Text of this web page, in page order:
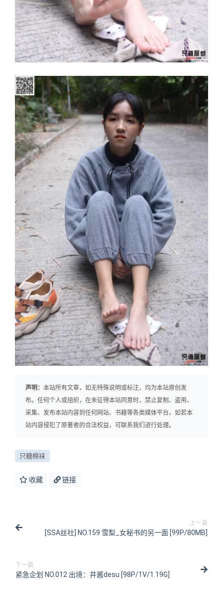
声明： 本站所有文章，如无特殊说明或标注，均为本站原创发
布。任何个人或组织，在未征得本站同意时，禁止复制、盗用、
采集、发布本站内容到任何网站、书籍等各类媒体平台。如若本
站内容侵犯了原著者的合法权益，可联系我们进行处理。
只糖棉袜
收藏 链接
上一篇
[SSA丝社] NO.159 雪梨_女秘书的另一面 [99P/80MB]
下一篇
紧急企划 NO.012 出境：井酱desu [98P/1V/1.19G]